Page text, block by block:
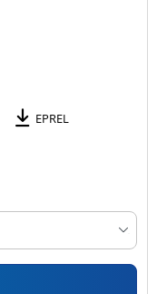
EPREL